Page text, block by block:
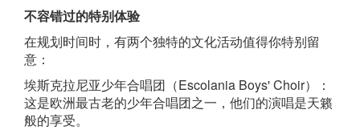
不容错过的特别体验
在规划时间时，有两个独特的文化活动值得你特别留
意：
埃斯克拉尼亚少年合唱团（Escolania Boys' Choir）：
这是欧洲最古老的少年合唱团之一，他们的演唱是天籁
般的享受。